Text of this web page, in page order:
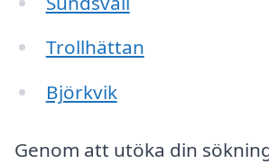
Trollhättan
Björkvik
Genom att utöka din